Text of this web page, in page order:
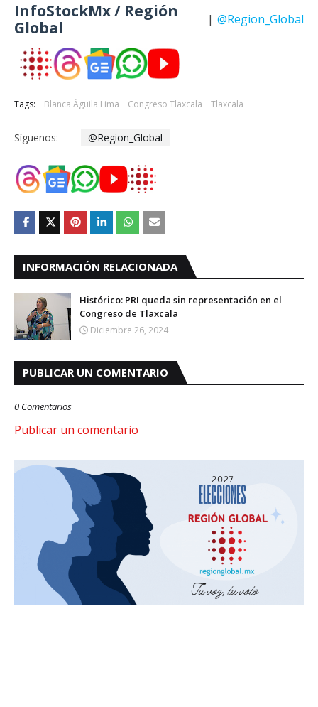
InfoStockMx / Región
Global
| @Region_Global
Tags: Blanca Águila Lima Congreso Tlaxcala Tlaxcala
Síguenos: @Region_Global
INFORMACIÓN RELACIONADA
Histórico: PRI queda sin representación en el
Congreso de Tlaxcala
Diciembre 26, 2024
PUBLICAR UN COMENTARIO
0 Comentarios
Publicar un comentario